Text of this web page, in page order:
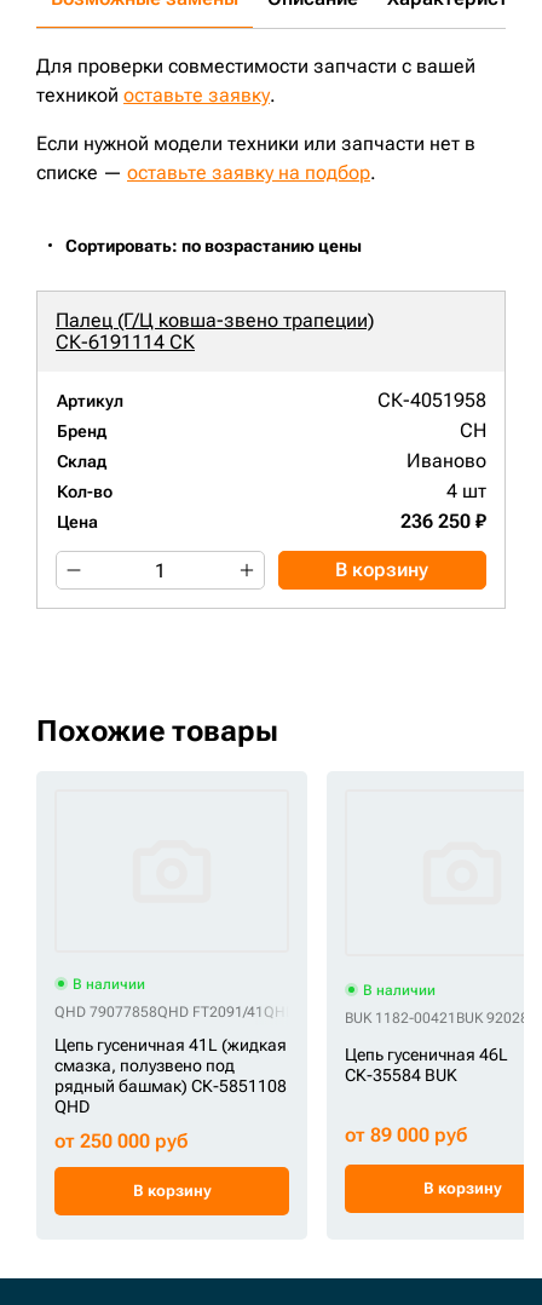
Для проверки совместимости запчасти с вашей
техникой оставьте заявку.
Если нужной модели техники или запчасти нет в
списке — оставьте заявку на подбор.
Сортировать: по возрастанию цены
Палец (Г/Ц ковша-звено трапеции)
СК-6191114 СК
Артикул СК-4051958
Бренд CH
Склад Иваново
Кол-во 4 шт
Цена 236 250 ₽
В корзину
Похожие товары
В наличии
QHD 79077858QHD FT2091/41QHD FT2130/41QHD G0420000M00041
Цепь гусеничная 41L (жидкая
смазка, полузвено под
рядный башмак) СК-5851108
QHD
от 250 000 руб
В корзину
В наличии
BUK 1182-00421 BUK
Цепь гусеничная 46L
СК-35584 BUK
от 89 000 руб
В корзину